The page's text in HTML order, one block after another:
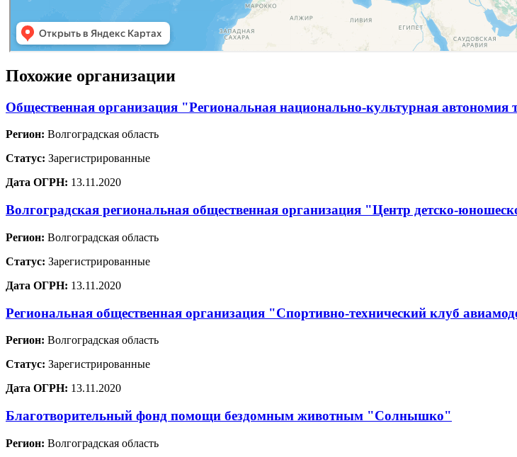
Похожие организации
Общественная организация "Региональная национально-культурная автономия
Регион: Волгоградская область
Статус: Зарегистрированные
Дата ОГРН: 13.11.2020
Волгоградская региональная общественная организация "Центр детско-
Регион: Волгоградская область
Статус: Зарегистрированные
Дата ОГРН: 13.11.2020
Региональная общественная организация "Спортивно-технический клуб
Регион: Волгоградская область
Статус: Зарегистрированные
Дата ОГРН: 13.11.2020
Благотворительный фонд помощи бездомным животным "Солнышко"
Регион: Волгоградская область